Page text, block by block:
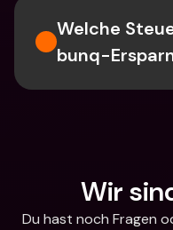
Welche
bunq-
Wir
Du hast noch Fragen